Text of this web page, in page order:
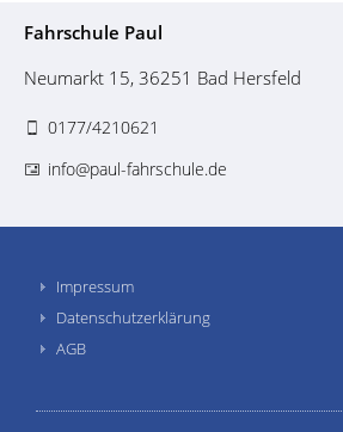
Fahrschule Paul
Neumarkt 15, 36251 Bad Hersfeld
0177/4210621
info@paul-fahrschule.de
Impressum
Datenschutzerklärung
AGB